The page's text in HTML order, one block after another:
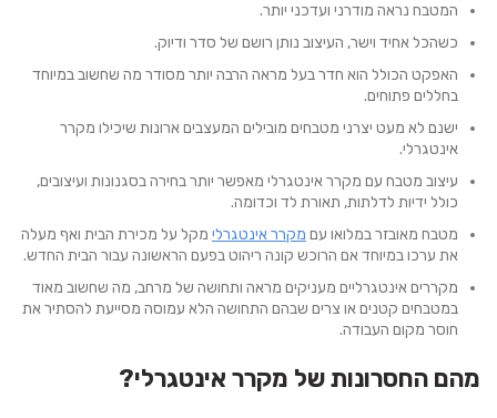
המטבח נראה מודרני ועדכני יותר.
כשהכל אחיד וישר, העיצוב נותן רושם של סדר ודיוק.
האפקט הכולל הוא חדר בעל מראה הרבה יותר מסודר מה שחשוב במיוחד
בחללים פתוחים.
ישנם לא מעט יצרני מטבחים מובילים המעצבים ארונות שיכילו מקרר
אינטגרלי.
עיצוב מטבח עם מקרר אינטגרלי מאפשר יותר בחירה בסגנונות ועיצובים,
כולל ידיות לדלתות, תאורת לד וכדומה.
מטבח מאובזר במלואו עם מקרר אינטגרלי מקל על מכירת הבית ואף מעלה
את ערכו במיוחד אם הרוכש קונה ריהוט בפעם הראשונה עבור הבית החדש.
מקררים אינטגרליים מעניקים מראה ותחושה של מרחב, מה שחשוב מאוד
במטבחים קטנים או צרים שבהם התחושה הלא עמוסה מסייעת להסתיר את
חוסר מקום העבודה.
מהם החסרונות של מקרר אינטגרלי?